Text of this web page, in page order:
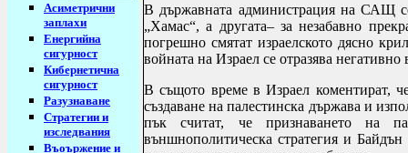
Асиметрични
заплахи
Енергийна
сигурност
Кибернетична
сигурност
Разузнаване
Стратегии и
изследвания
Въоържение и
В държавната администрация на САЩ
„Хамас“, а другата– за незабавно
погрешно смятат израелското дясно
войната на Израел се отразява
В същото време в Израел коментират,
създаване на палестинска държава и
пък считат, че признаването на
външнополитическа стратегия и